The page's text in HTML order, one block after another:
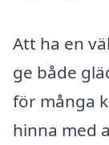
Att ha en
ge både
för många
hinna med